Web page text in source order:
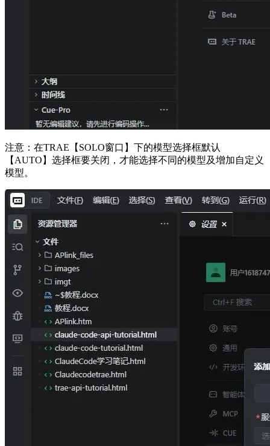
注意：在TRAE【SOLO窗口】下的模型选择框默认
【AUTO】选择框要关闭，才能选择不同的模型及增加自定义
模型。